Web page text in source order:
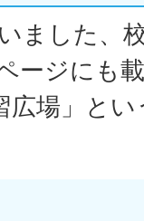
ました、
ージにも
広場」と